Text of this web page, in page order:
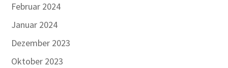
Februar 2024
Januar 2024
Dezember 2023
Oktober 2023